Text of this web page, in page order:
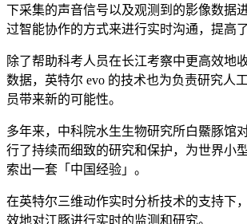
下采集的声音信号以及观测到的影像数据
过智能协作的方式来进行实时沟通，提高
除了帮助科考人员在长江考察中更高效地
数据，英特尔 evo 的技术也为负责研究人
员带来新的可能性。
多年来，中科院水生生物研究所白鱀豚馆
行了持续而细致的研究和保护，为世界小
索出一套「中国经验」。
在英特尔三维动作实时分析技术的支持下
效地对江豚进行实时的监测和研究。